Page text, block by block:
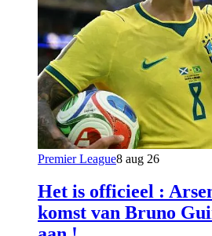
Premier League8 aug 26
Het is officieel :
komst van Bruno